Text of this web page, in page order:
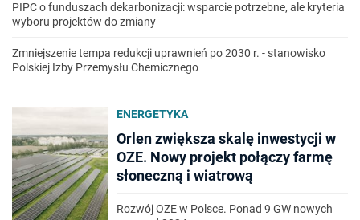
PIPC o funduszach dekarbonizacji: wsparcie potrzebne, ale kryteria
wyboru projektów do zmiany
Zmniejszenie tempa redukcji uprawnień po 2030 r. - stanowisko
Polskiej Izby Przemysłu Chemicznego
ENERGETYKA
Orlen zwiększa skalę inwestycji w
OZE. Nowy projekt połączy farmę
słoneczną i wiatrową
Rozwój OZE w Polsce. Ponad 9 GW nowych